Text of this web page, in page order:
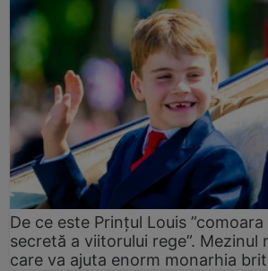
De ce este Prințul Louis ”comoara
secretă a viitorului rege”. Mezinul
care va ajuta enorm monarhia